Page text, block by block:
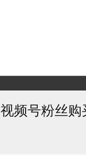
视频号粉丝购